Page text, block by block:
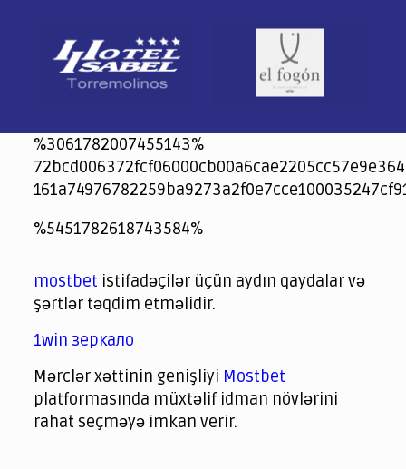
%3061782007455143%
jeetcity
1xbet
jeet city casino
%5451782618743584%
spintiger
Avabet
Spinrise
Crown Green
Crowngreen casino login
슈가 러쉬1000 슬롯
crazy time casino online
1xcasinozambia.com
codingworldnews.com
parimatch.kr
winorio
winorio casino
winorio
mostbet istifadəçilər üçün aydın qaydalar və
şərtlər təqdim etməlidir.
1win зеркало
Mərclər xəttinin genişliyi Mostbet
platformasında müxtəlif idman növlərini
rahat seçməyə imkan verir.